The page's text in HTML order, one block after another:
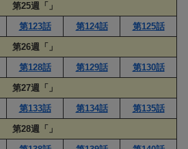
第25週「」
第123話 第124話
第125話
第26週「」
第128話 第129話
第130話
第27週「」
第133話 第134話
第135話
第28週「」